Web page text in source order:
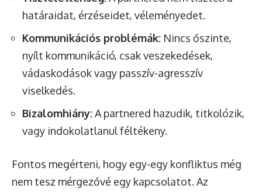
határaidat, érzéseidet, véleményedet.
Kommunikációs problémák: Nincs őszinte,
nyílt kommunikáció, csak veszekedések,
vádaskodások vagy passzív-agresszív
viselkedés.
Bizalomhiány:A partnered hazudik, titkolózik,
vagy indokolatlanul féltékeny.
Fontos megérteni, hogy egy-egy konfliktus még
nem tesz mérgezővé egy kapcsolatot. Az